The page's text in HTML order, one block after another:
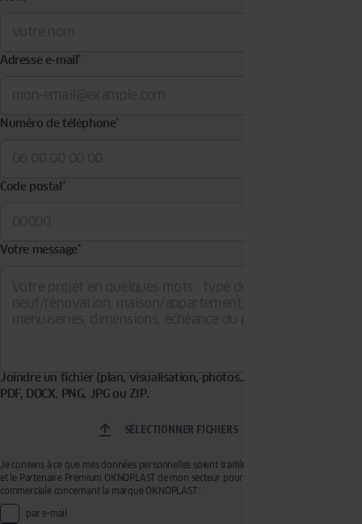
Adresse e-mail*
Numéro de téléphone*
Code postal*
Votre message*
Joindre un fichier (plan, visualisation, photos…). Formats acceptés :
PDF, DOCX, PNG, JPG ou ZIP.
SÉLECTIONNER FICHIERS
Je consens à ce que mes données personnelles soient traitées par OKNOPLAST Sp. z o.o.
et le Partenaire Premium OKNOPLAST de mon secteur pour recevoir de la prospection
commerciale concernant la marque OKNOPLAST :
par e-mail